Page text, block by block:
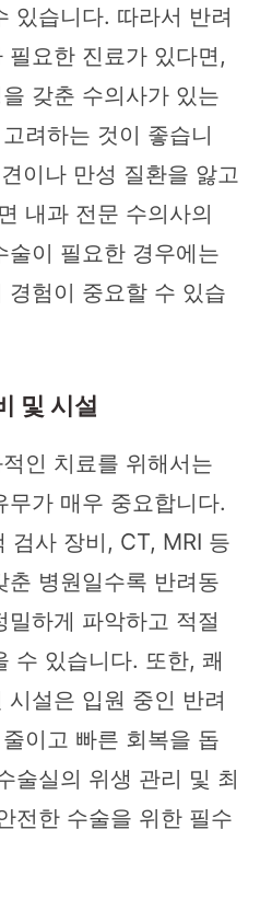
있습니다. 따라서 반려
필요한 진료가 있다면,
갖춘 수의사가 있는
려하는 것이 좋습니
이나 만성 질환을 앓고
내과 전문 수의사의
술이 필요한 경우에는
경험이 중요할 수 있습
및 시설
인 치료를 위해서는
무가 매우 중요합니다.
검사 장비, CT, MRI 등
춘 병원일수록 반려동
하게 파악하고 적절
수 있습니다. 또한, 쾌
설은 입원 중인 반려
이고 빠른 회복을 돕
술실의 위생 관리 및 최
전한 수술을 위한 필수